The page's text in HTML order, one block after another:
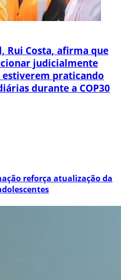
Rui Costa, afirma que
judicialmente
estiverem praticando
durante a COP30
reforça atualização da